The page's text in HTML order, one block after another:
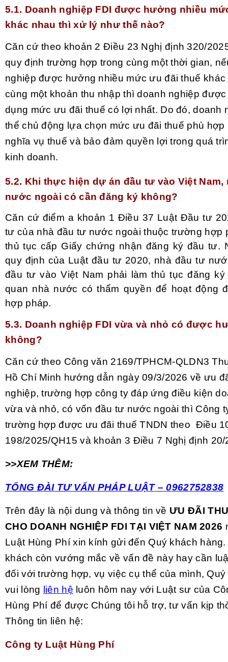
5.1. Doanh nghiệp FDI được hưởng nhiều
khác nhau thì xử lý như thế nào?
Căn cứ theo khoản 2 Điều 23 Nghị định 320/
quy định trường hợp trong cùng một thời gian,
nghiệp được hưởng nhiều mức ưu đãi thuế khác
cùng một khoản thu nhập thì doanh nghiệp
dụng mức ưu đãi thuế có lợi nhất. Do đó, doanh
thể chủ động lựa chọn mức ưu đãi thuế phù hợp
nghĩa vụ thuế và bảo đảm quyền lợi trong quá
kinh doanh.
5.2. Khi thực hiện dự án đầu tư vào Việt Nam,
nước ngoài có cần đăng ký không?
Căn cứ điểm a khoản 1 Điều 37 Luật Đầu tư
tư của nhà đầu tư nước ngoài thuộc trường hợp
thủ tục cấp Giấy chứng nhận đăng ký đầu tư.
quy định của Luật đầu tư 2020, nhà đầu tư
đầu tư vào Việt Nam phải làm thủ tục đăng
quan nhà nước có thẩm quyền để hoạt động
hợp pháp.
5.3. Doanh nghiệp FDI vừa và nhỏ có được
không?
Căn cứ theo Công văn 2169/TPHCM-QLDN3
Hồ Chí Minh hướng dẫn ngày 09/3/2026 về ưu
nghiệp, trường hợp công ty đáp ứng điều kiện
vừa và nhỏ, có vốn đầu tư nước ngoài thì Công
trường hợp được ưu đãi thuế TNDN theo Điều
198/2025/QH15 và khoản 3 Điều 7 Nghị định
>>XEM THÊM:
TỔNG ĐÀI TƯ VẤN PHÁP LUẬT – 0962752838
Trên đây là nội dung và thông tin về ƯU ĐÃI
CHO DOANH NGHIỆP FDI TẠI VIỆT NAM 2026
Luật Hùng Phí xin kính gửi đến Quý khách
khách còn vướng mắc về vấn đề này hay cần
đối với trường hợp, vụ việc cụ thể của mình,
vui lòng liên hệ luôn hôm nay với Luật sư của
Hùng Phí để được Chúng tôi hỗ trợ, tư vấn kịp
Thông tin liên hệ:
Công ty Luật Hùng Phí